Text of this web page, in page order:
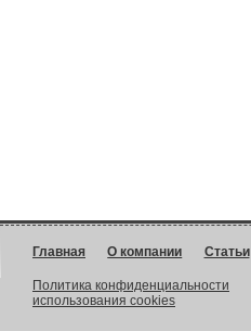
Главная О компании Статьи
Политика конфиденциальности
использования cookies